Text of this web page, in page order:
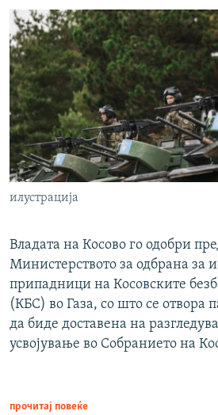
илустрација
Владата на Косово го одобри
Министерството за одбрана за
припадници на Косовските
(КБС) во Газа, со што се отвора
да биде доставена на
усвојување во Собранието на
прочитај повеќе